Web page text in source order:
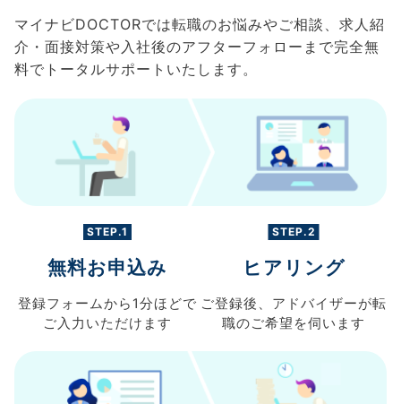
マイナビDOCTORでは転職のお悩みやご相談、求人紹
介・面接対策や入社後のアフターフォローまで完全無
料でトータルサポートいたします。
STEP.1
無料お申込み
登録フォームから 1分ほどで
ご入力 いただけます
STEP.2
ヒアリング
ご登録後、 アドバイザーが転
職のご希望を伺います